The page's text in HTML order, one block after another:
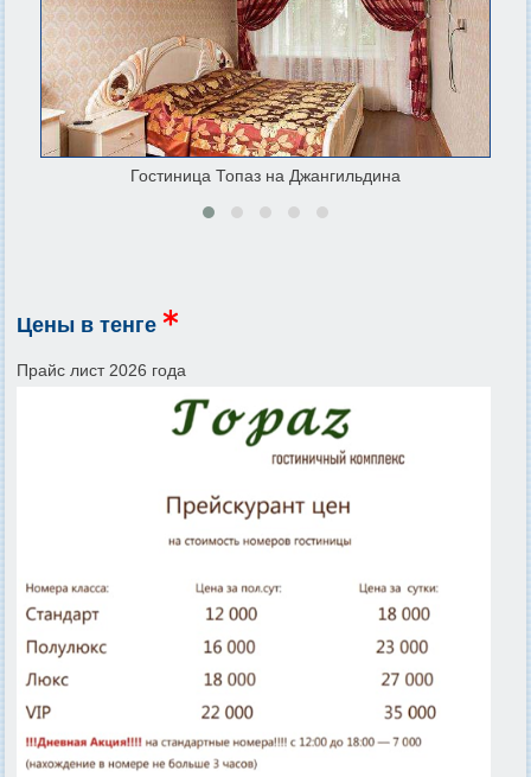
Гостиница Топаз на Джангильдина
Цены в тенге
Прайс лист 2026 года